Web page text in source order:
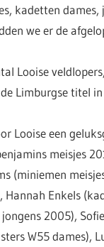
kadetten dames,
we er de
Looise
Limburgse titel in
Looise een
meisjes
(miniemen
Hannah Enkels
2005),
W55 dames),